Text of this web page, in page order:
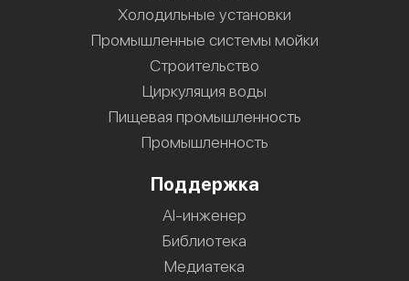
Холодильные установки
Промышленные системы мойки
Строительство
Циркуляция воды
Пищевая промышленность
Промышленность
Поддержка
AI-инженер
Библиотека
Медиатека